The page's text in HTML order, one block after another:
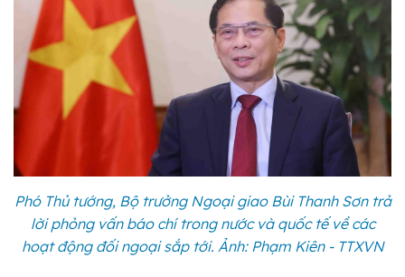
Phó Thủ tướng, Bộ trưởng Ngoại giao Bùi Thanh Sơn trả
lời phỏng vấn báo chí trong nước và quốc tế về các
hoạt động đối ngoại sắp tới. Ảnh: Phạm Kiên - TTXVN